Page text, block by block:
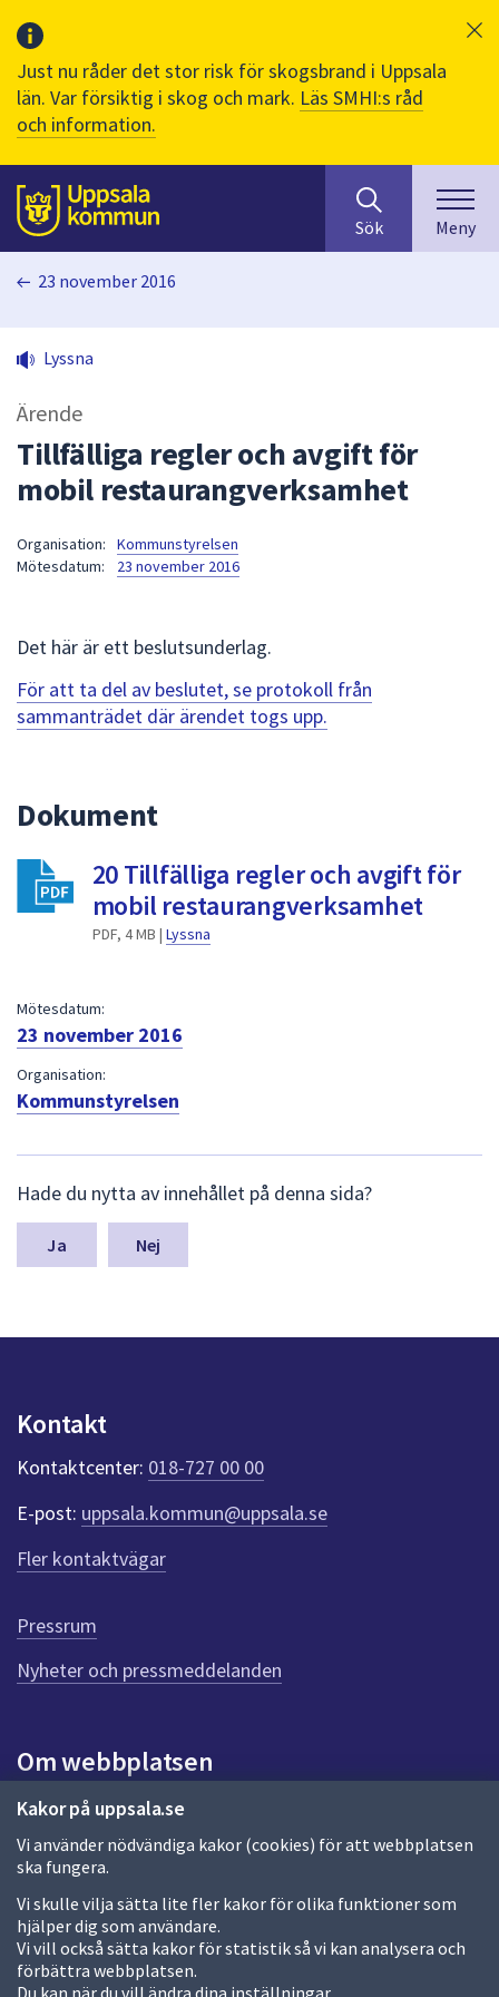
Just nu råder det stor risk för skogsbrand i Uppsala
län. Var försiktig i skog och mark. Läs SMHI:s råd
och information.
Till sidans
huvudinnehåll
efter
innehåll
på
sökfältet
kommer
sökförslag
för
att
navigera
för
att
Sök Meny
Kakor på uppsala.se
Vi använder nödvändiga kakor (cookies) för att webbplatsen
ska fungera.
Vi skulle vilja sätta lite fler kakor för olika funktioner som
hjälper dig som användare.
Vi vill också sätta kakor för statistik så vi kan analysera och
förbättra webbplatsen.
Du kan när du vill ändra dina inställningar.
23 november 2016
Lyssna
Ärende
Tillfälliga regler och avgift för
mobil restaurangverksamhet
Organisation:
Kommunstyrelsen
Mötesdatum:
23 november 2016
Det här är ett beslutsunderlag.
För att ta del av beslutet, se protokoll från
sammanträdet där ärendet togs upp.
Dokument
20 Tillfälliga regler och avgift för
mobil restaurangverksamhet
PDF, 4 MB | Lyssna
Mötesdatum:
23 november 2016
Organisation:
Kommunstyrelsen
ä
m
a
n
k
t
e
r
f
ö
r
e
n
n
a
d
a
Hade du nytta av innehållet på denna sida?
Nej
Kontakt
Kontaktcenter: 018-727 00 00
E-post: uppsala.kommun@uppsala.se
Fler kontaktvägar
Pressrum
Nyheter och pressmeddelanden
Om webbplatsen
Om webbplatsen
Allmänna handlingar och diarium
Behandling av personuppgifter
Kakor
Språk (other languages)